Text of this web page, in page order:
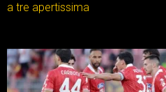
a tre apertissima